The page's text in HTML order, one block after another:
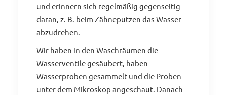
und erinnern sich regelmäßig gegenseitig
daran, z. B. beim Zähneputzen das Wasser
abzudrehen.
Wir haben in den Waschräumen die
Wasserventile gesäubert, haben
Wasserproben gesammelt und die Proben
unter dem Mikroskop angeschaut. Danach